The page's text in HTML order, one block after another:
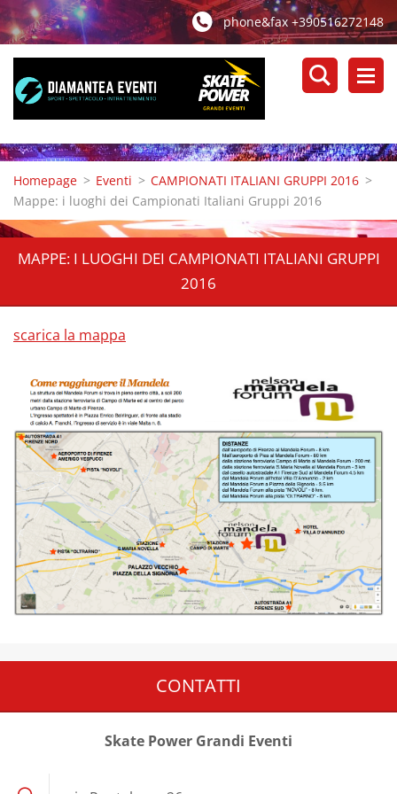
phone&fax +390516272148
Homepage > Eventi > CAMPIONATI ITALIANI GRUPPI 2016 >
Mappe: i luoghi dei Campionati Italiani Gruppi 2016
MAPPE: I LUOGHI DEI CAMPIONATI ITALIANI GRUPPI
2016
scarica la mappa
CONTATTI
Skate Power Grandi Eventi